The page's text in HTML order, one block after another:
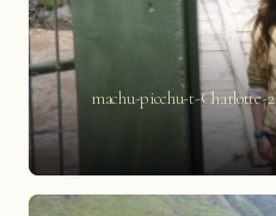
machu-picchu-t-Charlotte-2